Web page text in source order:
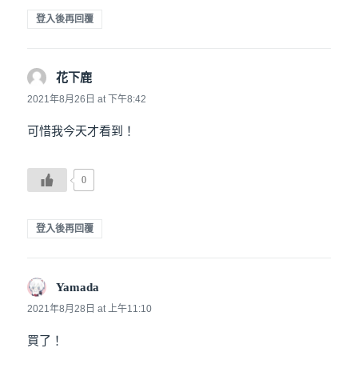
登入後再回覆
花下鹿
2021年8月26日 at 下午8:42
可惜我今天才看到！
0
登入後再回覆
Yamada
2021年8月28日 at 上午11:10
買了！